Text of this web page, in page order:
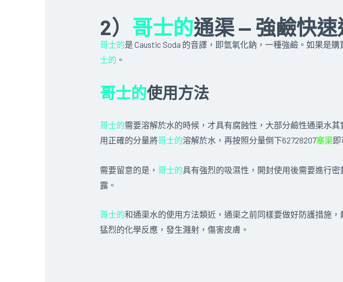
2） 哥士的通渠 — 強鹼快
哥士的是 Caustic Soda 的音譯，即氫氧化鈉，一種強鹼。如果是購
士的 。
哥士的使用方法
哥士的需要溶解於水的時候，才具有腐蝕性，大部分鹼性通渠水其
用正確的分量將哥士的溶解於水，再按照分量倒下62728207塞渠即
需要留意的是， 哥士的具有強烈的吸濕性，開封使用後需要進行
露。
哥士的和通渠水的使用方法類近，通渠之前同樣要做好防護措施
猛烈的化學反應，發生濺射，傷害皮膚。